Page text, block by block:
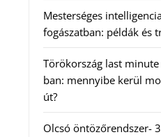
Mesterséges
fogászatban: példák és
Törökország last
ban: mennyibe kerül
út?
Olcsó öntözőrendszer-